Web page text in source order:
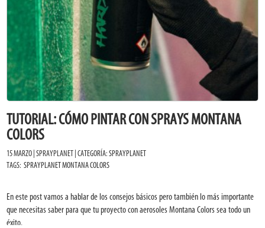
TUTORIAL: CÓMO PINTAR CON SPRAYS MONTANA
COLORS
15 MARZO | SPRAYPLANET | CATEGORÍA:SPRAYPLANET
TAGS: SPRAYPLANETMONTANA COLORS
En este post vamos a hablar de los consejos básicos pero también lo más importante
que necesitas saber para que tu proyecto con aerosoles Montana Colors sea todo un
éxito.